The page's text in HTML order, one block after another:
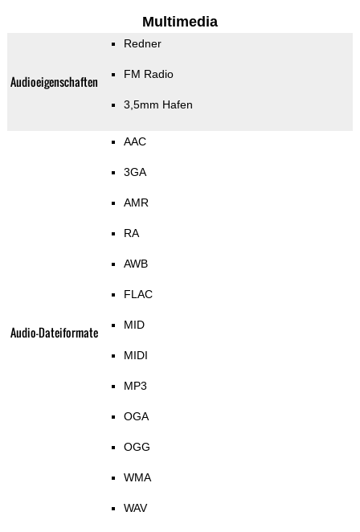
Multimedia
Audioeigenschaften
Redner
FM Radio
3,5mm Hafen
Audio-Dateiformate
AAC
3GA
AMR
RA
AWB
FLAC
MID
MIDI
MP3
OGA
OGG
WMA
WAV